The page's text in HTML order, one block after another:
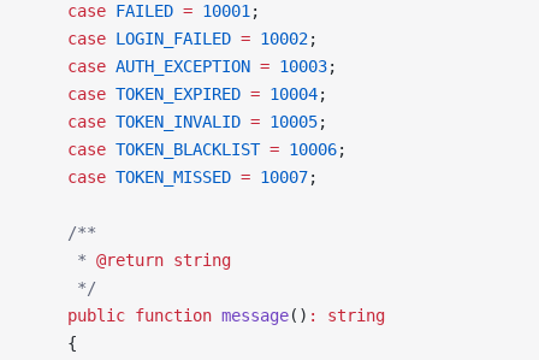
    case
FAILED = 10001 ;
    case
LOGIN_FAILED = 10002;
    case
AUTH_EXCEPTION = 10003;
    case
TOKEN_EXPIRED = 10004;
    case
TOKEN_INVALID = 10005;
    case
TOKEN_BLACKLIST = 10006;
    case
TOKEN_MISSED = 10007;
    /**
     *
@return string
     */
    public
function message() :
string
    {